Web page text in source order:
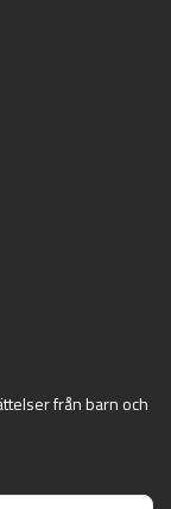
från barn och